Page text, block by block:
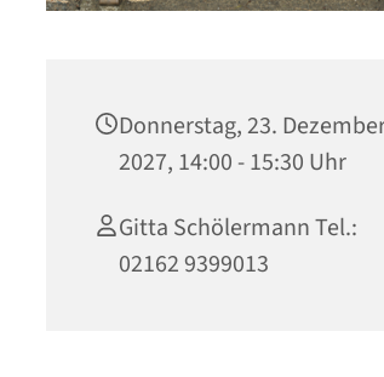
Donnerstag, 23.
2027, 14:00 - 15:30 Uhr
Gitta Schölermann Tel.:
02162 9399013